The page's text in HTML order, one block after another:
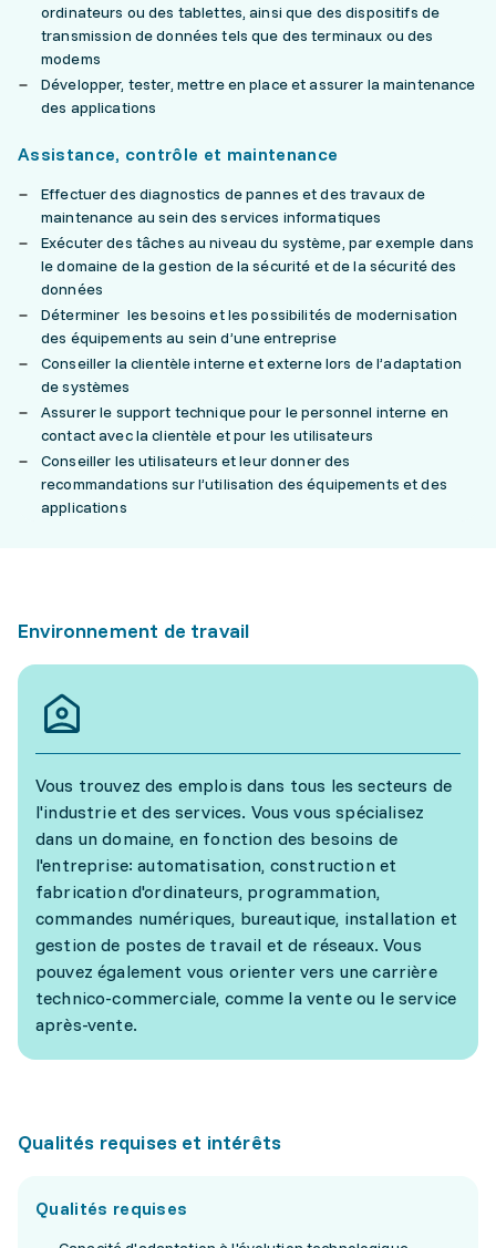
ordinateurs ou des tablettes, ainsi que des dispositifs de
transmission de données tels que des terminaux ou des
modems
Développer, tester, mettre en place et assurer la maintenance
des applications
Assistance, contrôle et maintenance
Effectuer des diagnostics de pannes et des travaux de
maintenance au sein des services informatiques
Exécuter des tâches au niveau du système, par exemple dans
le domaine de la gestion de la sécurité et de la sécurité des
données
Déterminer les besoins et les possibilités de modernisation
des équipements au sein d’une entreprise
Conseiller la clientèle interne et externe lors de l’adaptation
de systèmes
Assurer le support technique pour le personnel interne en
contact avec la clientèle et pour les utilisateurs
Conseiller les utilisateurs et leur donner des
recommandations sur l’utilisation des équipements et des
applications
Environnement de travail
Vous trouvez des emplois dans tous les secteurs de
l'industrie et des services. Vous vous spécialisez
dans un domaine, en fonction des besoins de
l'entreprise: automatisation, construction et
fabrication d'ordinateurs, programmation,
commandes numériques, bureautique, installation et
gestion de postes de travail et de réseaux. Vous
pouvez également vous orienter vers une carrière
technico-commerciale, comme la vente ou le service
après-vente.
Qualités requises et intérêts
Qualités requises